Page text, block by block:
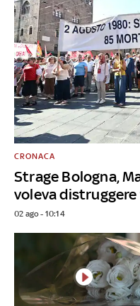
Strage Bologna,
voleva
CRONACA
02 ago - 10:14